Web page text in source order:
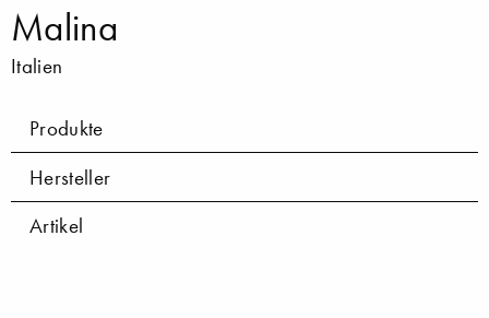
Malina
Italien
Produkte
Hersteller
Artikel